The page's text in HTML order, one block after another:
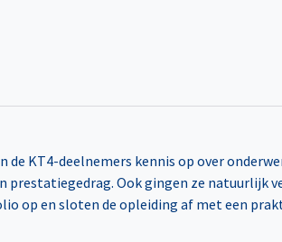
de KT4-deelnemers kennis op over
prestatiegedrag. Ook gingen ze natuurlijk
op en sloten de opleiding af met een